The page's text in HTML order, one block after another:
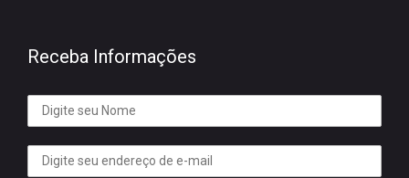
Receba Informações